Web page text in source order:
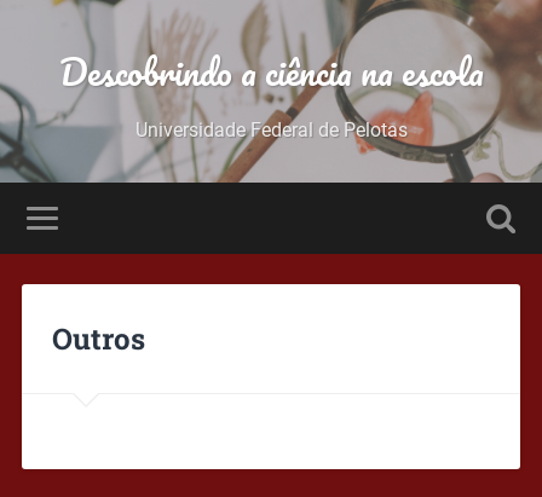
Descobrindo a ciência na escola
Universidade Federal de Pelotas
Outros